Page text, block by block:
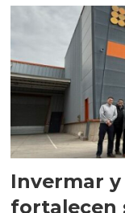
Invermar
fortalecen